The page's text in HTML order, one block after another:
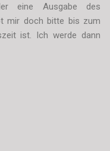
eine Ausgabe des
mir doch bitte bis zum
ist. Ich werde dann